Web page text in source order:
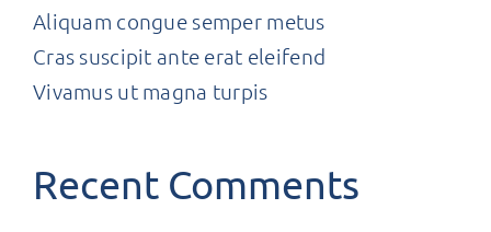
Aliquam congue semper metus
Cras suscipit ante erat eleifend
Vivamus ut magna turpis
Recent Comments